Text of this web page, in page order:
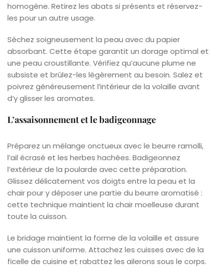
homogène. Retirez les abats si présents et réservez-
les pour un autre usage.
Séchez soigneusement la peau avec du papier
absorbant. Cette étape garantit un dorage optimal et
une peau croustillante. Vérifiez qu’aucune plume ne
subsiste et brûlez-les légèrement au besoin. Salez et
poivrez généreusement l’intérieur de la volaille avant
d’y glisser les aromates.
L’assaisonnement et le badigeonnage
Préparez un mélange onctueux avec le beurre ramolli,
l’ail écrasé et les herbes hachées. Badigeonnez
l’extérieur de la poularde avec cette préparation.
Glissez délicatement vos doigts entre la peau et la
chair pour y déposer une partie du beurre aromatisé :
cette technique maintient la chair moelleuse durant
toute la cuisson.
Le bridage maintient la forme de la volaille et assure
une cuisson uniforme. Attachez les cuisses avec de la
ficelle de cuisine et rabattez les ailerons sous le corps.